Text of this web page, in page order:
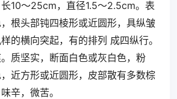
10～25cm，直径1.5～2.5cm。表
根头部钝四棱形或近圆形，具纵皱
的横向突起，有的排列 成四纵行。
质坚实，断面白色或灰白色，粉
近方形或近圆形，皮部散有多数棕
辛，微苦。